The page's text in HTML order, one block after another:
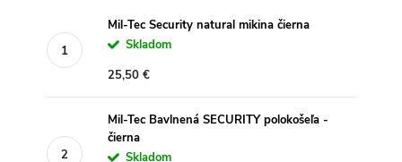
Mil-Tec Security natural mikina čierna
Skladom
25,50 €
Mil-Tec Bavlnená SECURITY polokošeľa -
čierna
Skladom